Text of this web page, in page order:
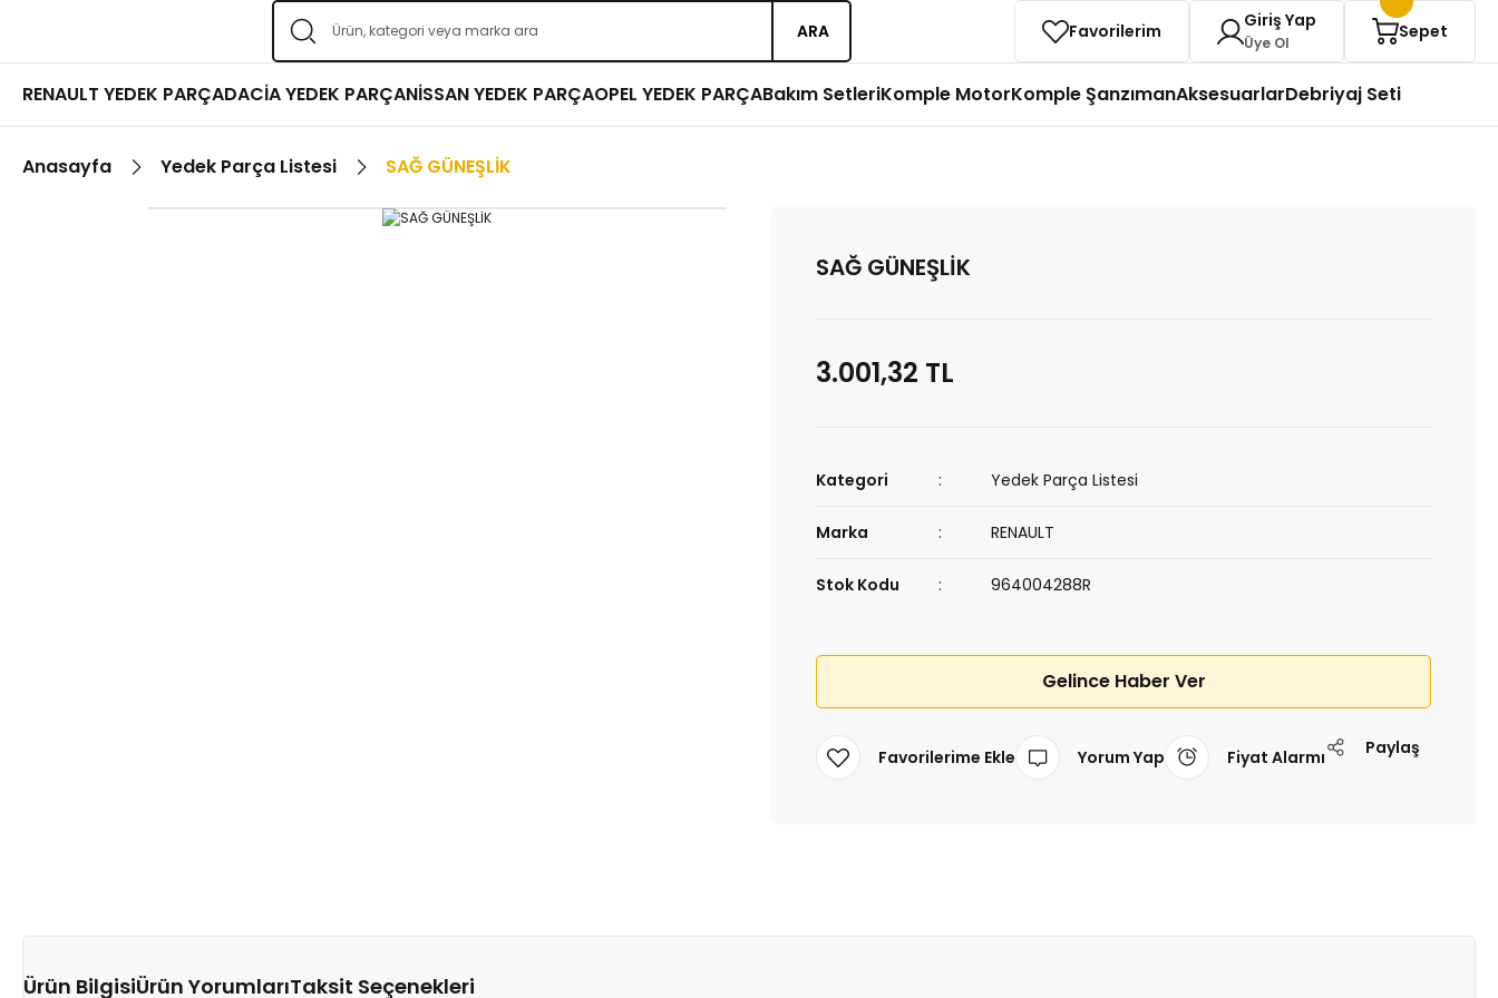
ARA Favorilerim Giriş Yap
Üye Ol
Sepet
RENAULT YEDEK PARÇADACİA YEDEK PARÇANİSSAN YEDEK PARÇAOPEL YEDEK PARÇABakım SetleriKomple MotorKomple ŞanzımanAksesuarlarDebriyaj Seti
Anasayfa Yedek Parça Listesi SAĞ GÜNEŞLİK
SAĞ GÜNEŞLİK
3.001,32 TL
Kategori Yedek Parça Listesi
Marka RENAULT
Stok Kodu 964004288R
Gelince Haber Ver
Yorum Yap Fiyat Alarmı Paylaş
Ürün BilgisiÜrün YorumlarıTaksit Seçenekleri